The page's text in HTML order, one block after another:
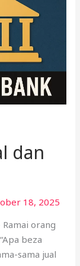
dan
18, 2025
orang
beza
sama jual